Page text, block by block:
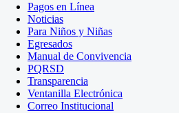
Pagos en Línea
Noticias
Para Niños y Niñas
Egresados
Manual de Convivencia
PQRSD
Transparencia
Ventanilla Electrónica
Correo Institucional